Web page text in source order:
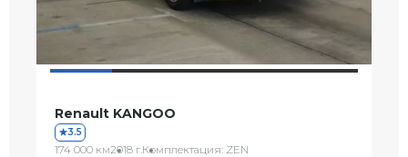
Renault KANGOO
3.5
174 000 км2018 г.Комплектация: ZEN